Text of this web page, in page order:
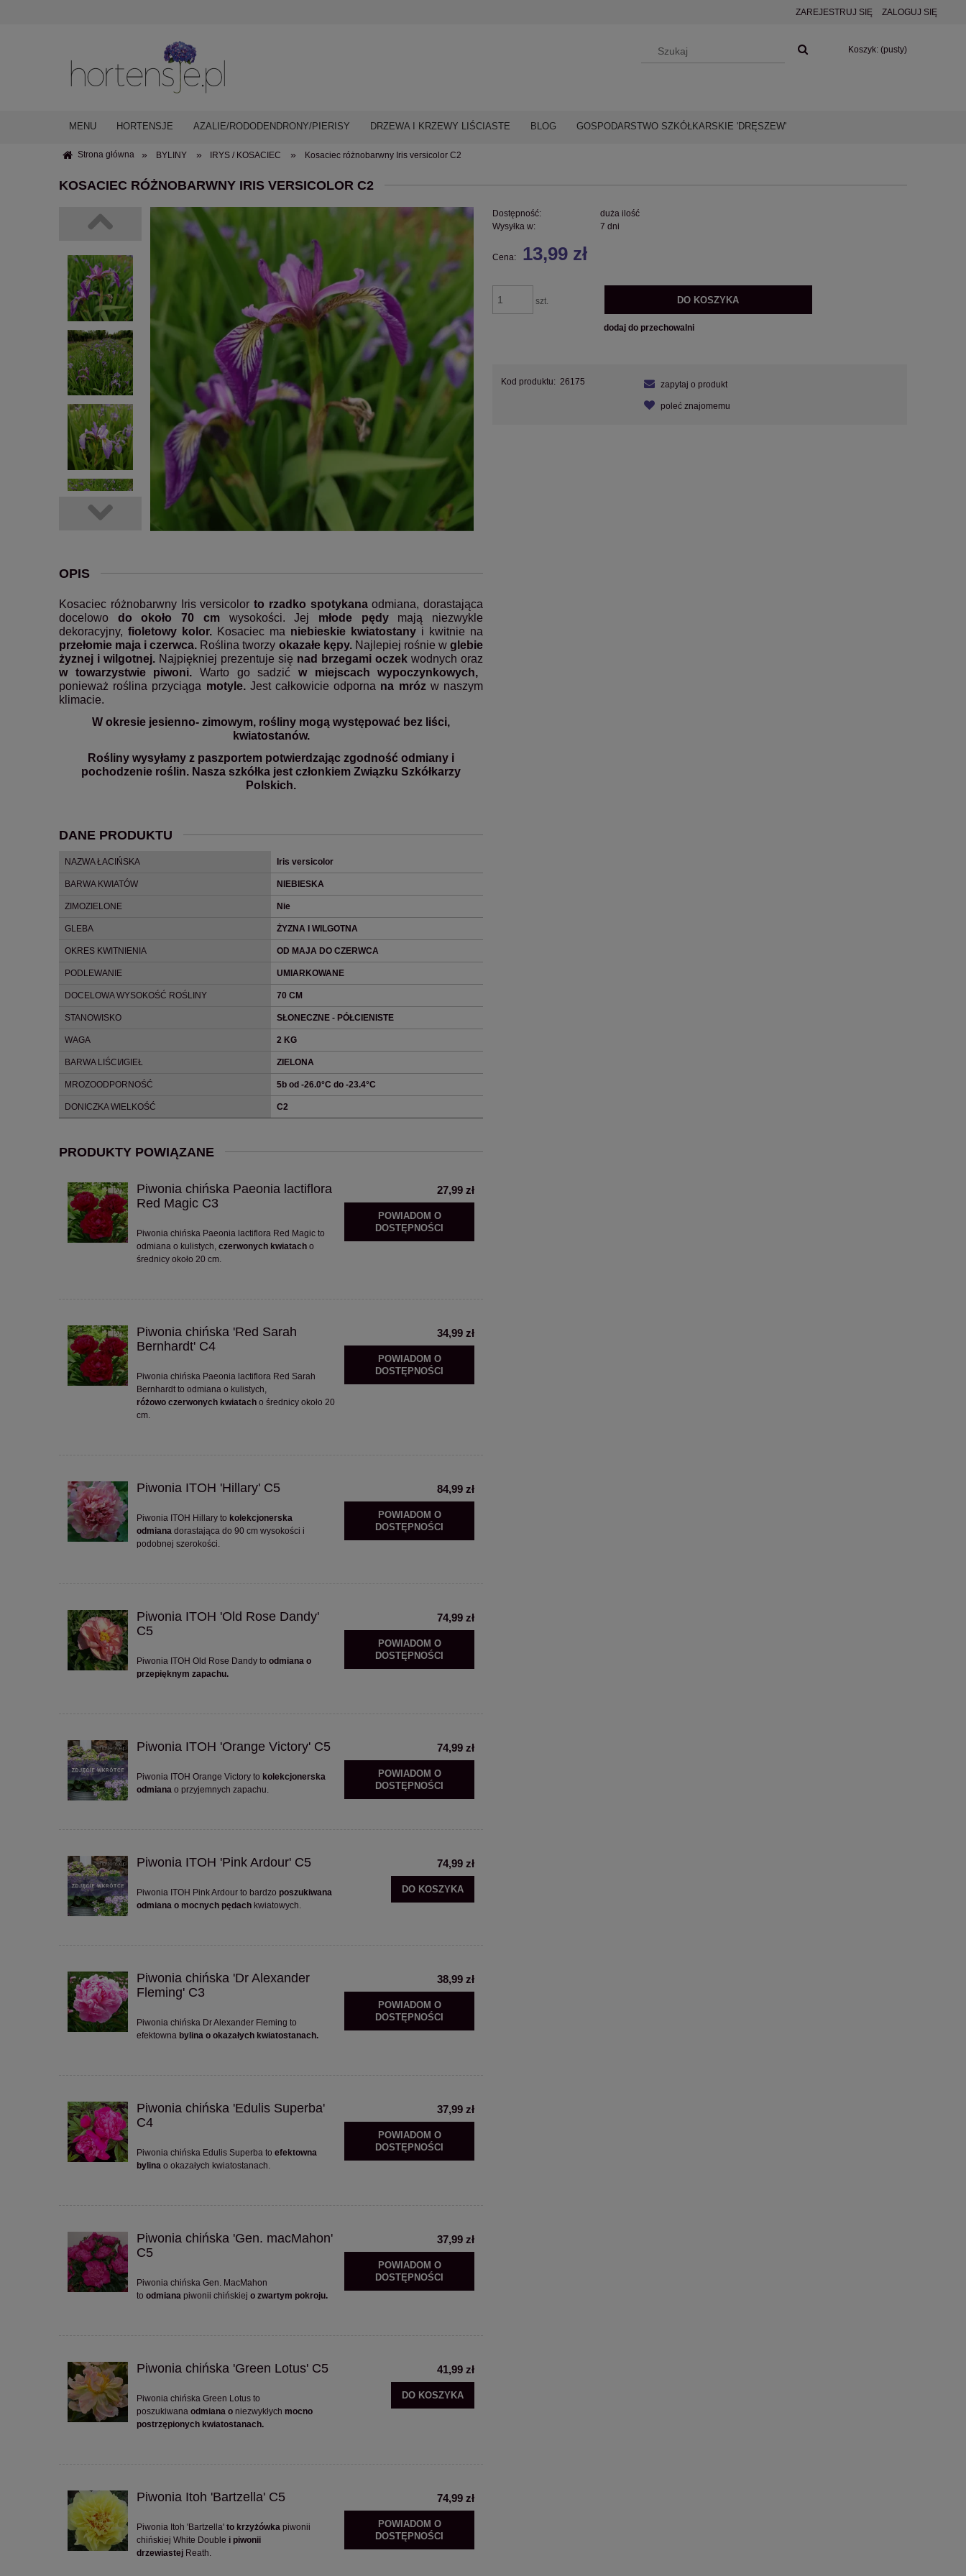
ZAREJESTRUJ SIĘ ZALOGUJ SIĘ
Koszyk: (pusty)
MENU HORTENSJE AZALIE/RODODENDRONY/PIERISY DRZEWA I KRZEWY LIŚCIASTE BLOG GOSPODARSTWO SZKÓŁKARSKIE 'DRĘSZEW'
Strona główna » BYLINY » IRYS / KOSACIEC » Kosaciec różnobarwny Iris versicolor C2
KOSACIEC RÓŻNOBARWNY IRIS VERSICOLOR C2
Dostępność:
duża ilość
Wysyłka w:
7 dni
Cena: 13,99 zł
szt. DO KOSZYKA
dodaj do przechowalni
Kod produktu: 26175 zapytaj o produkt
poleć znajomemu
OPIS
Kosaciec różnobarwny Iris versicolor to rzadko spotykanaodmiana, dorastająca
docelowo do około 70 cmwysokości. Jej młode pędymają niezwykle
dekoracyjny, fioletowy kolor. Kosaciec ma niebieskie kwiatostany i kwitnie na
przełomie maja i czerwca. Roślina tworzy okazałe kępy.Najlepiej rośnie w glebie
żyznej i wilgotnej. Najpiękniej prezentuje się nad brzegami oczek wodnych oraz
w towarzystwie piwoni. Warto go sadzićw miejscach wypoczynkowych,
ponieważ roślina przyciąga motyle.Jest całkowicie odporna na mrózw naszym
klimacie.
W okresie jesienno- zimowym, rośliny mogą występować bez liści,
kwiatostanów.
Rośliny wysyłamy z paszportem potwierdzając zgodność odmiany i
pochodzenie roślin. Nasza szkółka jest członkiem Związku Szkółkarzy
Polskich.
DANE PRODUKTU
NAZWA ŁACIŃSKA Iris versicolor
BARWA KWIATÓW NIEBIESKA
ZIMOZIELONE Nie
GLEBA ŻYZNA I WILGOTNA
OKRES KWITNIENIA OD MAJA DO CZERWCA
PODLEWANIE UMIARKOWANE
DOCELOWA WYSOKOŚĆ ROŚLINY 70 CM
STANOWISKO SŁONECZNE - PÓŁCIENISTE
WAGA 2 KG
BARWA LIŚCI/IGIEŁ ZIELONA
MROZOODPORNOŚĆ 5b od -26.0°C do -23.4°C
DONICZKA WIELKOŚĆ C2
PRODUKTY POWIĄZANE
Piwonia chińska Paeonia lactiflora
Red Magic C3
Piwonia chińska Paeonia lactiflora Red Magic to
odmiana o kulistych,czerwonych kwiatach o
średnicy około 20 cm.
27,99 zł
POWIADOM O
DOSTĘPNOŚCI
Piwonia chińska 'Red Sarah
Bernhardt' C4
Piwonia chińska Paeonia lactiflora Red Sarah
Bernhardt to odmiana o kulistych,
różowo czerwonych kwiatach o średnicy około 20
cm.
34,99 zł
POWIADOM O
DOSTĘPNOŚCI
Piwonia ITOH 'Hillary' C5
Piwonia ITOH Hillary to kolekcjonerska
odmiana dorastająca do 90 cm wysokości i
podobnej szerokości.
84,99 zł
POWIADOM O
DOSTĘPNOŚCI
Piwonia ITOH 'Old Rose Dandy'
C5
Piwonia ITOH Old Rose Dandy toodmiana o
przepięknym zapachu.
74,99 zł
POWIADOM O
DOSTĘPNOŚCI
Piwonia ITOH 'Orange Victory' C5
Piwonia ITOH Orange Victory to kolekcjonerska
odmiana o przyjemnych zapachu.
74,99 zł
POWIADOM O
DOSTĘPNOŚCI
Piwonia ITOH 'Pink Ardour' C5
Piwonia ITOH Pink Ardour to bardzo poszukiwana
odmiana o mocnych pędach kwiatowych.
74,99 zł
DO KOSZYKA
Piwonia chińska 'Dr Alexander
Fleming' C3
Piwonia chińska Dr Alexander Fleming to
efektowna bylina o okazałych kwiatostanach.
38,99 zł
POWIADOM O
DOSTĘPNOŚCI
Piwonia chińska 'Edulis Superba'
C4
Piwonia chińska Edulis Superba toefektowna
bylina o okazałych kwiatostanach.
37,99 zł
POWIADOM O
DOSTĘPNOŚCI
Piwonia chińska 'Gen. macMahon'
C5
Piwonia chińska Gen. MacMahon
toodmiana piwonii chińskiejo zwartym pokroju.
37,99 zł
POWIADOM O
DOSTĘPNOŚCI
Piwonia chińska 'Green Lotus' C5
Piwonia chińska Green Lotus to
poszukiwana odmiana o niezwykłych mocno
postrzępionych kwiatostanach.
41,99 zł
DO KOSZYKA
Piwonia Itoh 'Bartzella' C5
Piwonia Itoh 'Bartzella'to krzyżówka piwonii
chińskiej White Double i piwonii
drzewiastej Reath.
74,99 zł
POWIADOM O
DOSTĘPNOŚCI